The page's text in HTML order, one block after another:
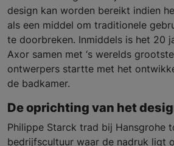
design kan worden bereikt indien
als een middel om traditionele
te doorbreken. Inmiddels is het 20
Axor samen met ‘s werelds
ontwerpers startte met het
de badkamer.
De oprichting van het
Philippe Starck trad bij Hansgrohe
bedrijfscultuur waar de nadruk ligt